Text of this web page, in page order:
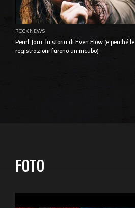
ROCK NEWS
Pearl Jam, la storia di Even Flow (e perché le
registrazioni furono un incubo)
FOTO